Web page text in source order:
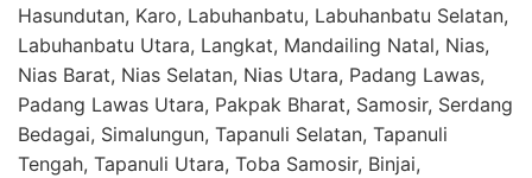
Hasundutan, Karo, Labuhanbatu, Labuhanbatu Selatan,
Labuhanbatu Utara, Langkat, Mandailing Natal, Nias,
Nias Barat, Nias Selatan, Nias Utara, Padang Lawas,
Padang Lawas Utara, Pakpak Bharat, Samosir, Serdang
Bedagai, Simalungun, Tapanuli Selatan, Tapanuli
Tengah, Tapanuli Utara, Toba Samosir, Binjai,